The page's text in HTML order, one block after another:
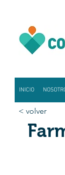
INICIO
< volver